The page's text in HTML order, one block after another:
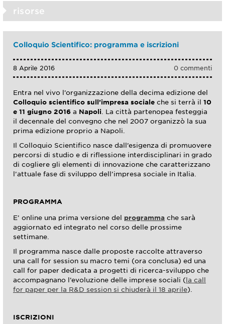
risorse
Colloquio Scientifico: programma e iscrizioni
0 commenti
8 Aprile 2016
Entra nel vivo l’organizzazione della decima edizione del
Colloquio scientifico sull’impresa sociale che si terrà il 10
e 11 giugno 2016 a Napoli . La città partenopea festeggia
il decennale del convegno che nel 2007 organizzò la sua
prima edizione proprio a Napoli.
Il Colloquio Scientifico nasce dall’esigenza di promuovere
percorsi di studio e di riflessione interdisciplinari in grado
di cogliere gli elementi di innovazione che caratterizzano
l’attuale fase di sviluppo dell’impresa sociale in Italia.
PROGRAMMA
E’ online una prima versione del programma che sarà
aggiornato ed integrato nel corso delle prossime
settimane.
Il programma nasce dalle proposte raccolte attraverso
una call for session su macro temi (ora conclusa) ed una
call for paper dedicata a progetti di ricerca-sviluppo che
accompagnano l’evoluzione delle imprese sociali ( la call
for paper per la R&D session si chiuderà il 18 aprile).
ISCRIZIONI